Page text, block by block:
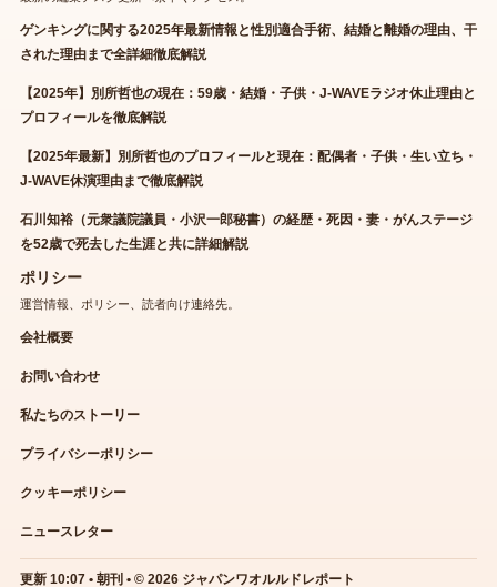
ゲンキングに関する2025年最新情報と性別適合手術、結婚と離婚の理由、干
された理由まで全詳細徹底解説
【2025年】別所哲也の現在：59歳・結婚・子供・J-WAVEラジオ休止理由と
プロフィールを徹底解説
【2025年最新】別所哲也のプロフィールと現在：配偶者・子供・生い立ち・
J-WAVE休演理由まで徹底解説
石川知裕（元衆議院議員・小沢一郎秘書）の経歴・死因・妻・がんステージ
を52歳で死去した生涯と共に詳細解説
ポリシー
運営情報、ポリシー、読者向け連絡先。
会社概要
お問い合わせ
私たちのストーリー
プライバシーポリシー
クッキーポリシー
ニュースレター
更新 10:07 • 朝刊 • © 2026 ジャパンワオルルドレポート